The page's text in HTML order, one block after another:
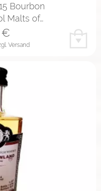
Bourbon
Malts of…
Versand